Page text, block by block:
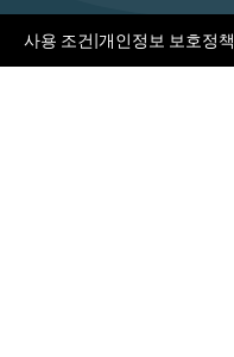
사용 조건|개인정보 보호정책